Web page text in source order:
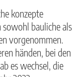
konzepte
bauliche als
vorgenommen.
händen, bei den
es wechsel, die